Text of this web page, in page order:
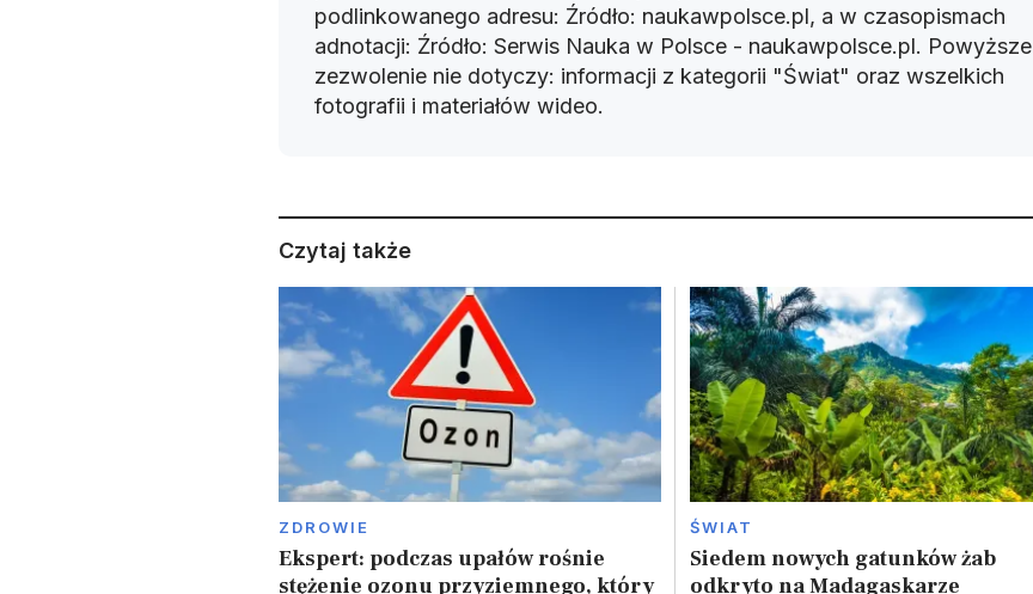
podlinkowanego adresu: Źródło: naukawpolsce.pl, a w czasopismach
adnotacji: Źródło: Serwis Nauka w Polsce - naukawpolsce.pl. Powyższe
zezwolenie nie dotyczy: informacji z kategorii "Świat" oraz wszelkich
fotografii i materiałów wideo.
Czytaj także
ZDROWIE
Ekspert: podczas upałów rośnie
stężenie ozonu przyziemnego, który
ŚWIAT
Siedem nowych gatunków żab
odkryto na Madagaskarze